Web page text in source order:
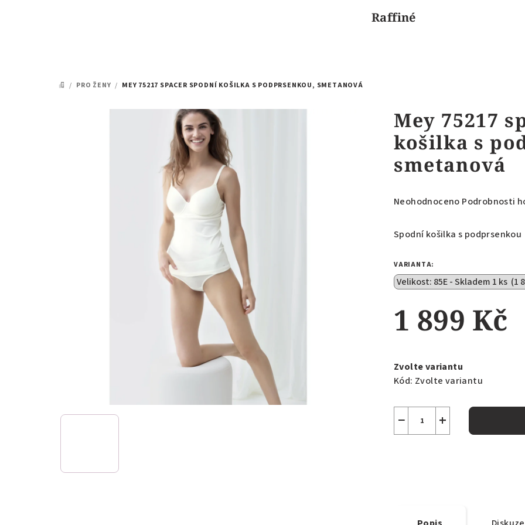
Raffiné
DOMŮ
/ PRO ŽENY / MEY 75217 SPACER SPODNÍ KOŠILKA S PODPRSENKOU, SMETANOVÁ
Mey 75217
košilka s
smetanová
Průměrné
produktu
je
z
5
Neohodnoceno Podrobnosti
Spodní košilka s podprsenkou
VARIANTA:
1 899 Kč
cena:
Zvolte variantu
Kód: Zvolte variantu
+
−